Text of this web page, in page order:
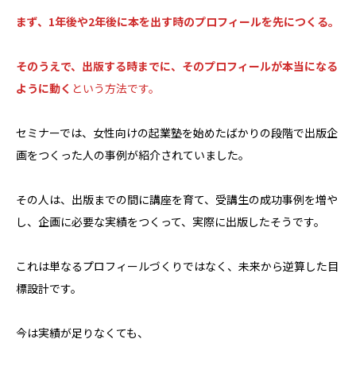
まず、1年後や2年後に本を出す時のプロフィールを先につくる。
そのうえで、出版する時までに、そのプロフィールが本当になる
ように動く という方法です。
セミナーでは、女性向けの起業塾を始めたばかりの段階で出版企
画をつくった人の事例が紹介されていました。
その人は、出版までの間に講座を育て、受講生の成功事例を増や
し、企画に必要な実績をつくって、実際に出版したそうです。
これは単なるプロフィールづくりではなく、未来から逆算した目
標設計です。
今は実績が足りなくても、